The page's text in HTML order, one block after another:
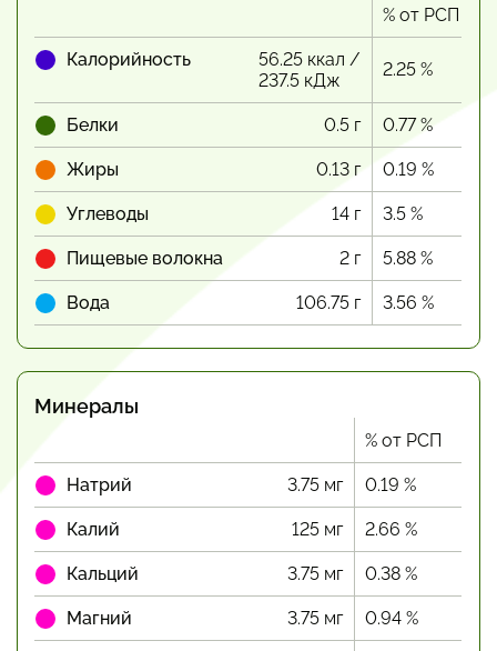
% от РСП
Калорийность
56.25 ккал /
237.5 кДж
2.25 %
Белки 0.5 г 0.77 %
Жиры 0.13 г 0.19 %
Углеводы 14 г 3.5 %
Пищевые волокна 2 г 5.88 %
Вода 106.75 г 3.56 %
Минералы
% от РСП
Натрий 3.75 мг 0.19 %
Калий 125 мг 2.66 %
Кальций 3.75 мг 0.38 %
Магний 3.75 мг 0.94 %